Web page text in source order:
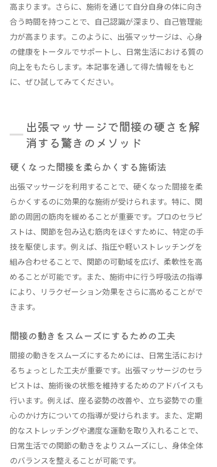
高まります。さらに、施術を通じて自分自身の体に向き
合う時間を持つことで、自己認識が深まり、自己管理能
力が高まります。このように、出張マッサージは、心身
の健康をトータルでサポートし、日常生活における質の
向上をもたらします。本記事を通して得た情報をもと
に、ぜひ試してみてください。
出張マッサージで間接の硬さを解
消する驚きのメソッド
硬くなった間接を柔らかくする施術法
出張マッサージを利用することで、硬くなった間接を柔
らかくするのに効果的な施術が受けられます。特に、関
節の周囲の筋肉を緩めることが重要です。プロのセラピ
ストは、関節を包み込む筋肉をほぐすために、特定の手
技を駆使します。例えば、指圧や軽いストレッチングを
組み合わせることで、関節の可動域を広げ、柔軟性を高
めることが可能です。また、施術中に行う呼吸法の指導
により、リラクゼーション効果をさらに高めることがで
きます。
間接の動きをスムーズにするための工夫
間接の動きをスムーズにするためには、日常生活におけ
るちょっとした工夫が重要です。出張マッサージのセラ
ピストは、施術後の状態を維持するためのアドバイスも
行います。例えば、座る姿勢の改善や、立ち姿勢での重
心のかけ方についての指導が受けられます。また、定期
的なストレッチングや適度な運動を取り入れることで、
日常生活での関節の動きをよりスムーズにし、身体全体
のバランスを整えることが可能です。